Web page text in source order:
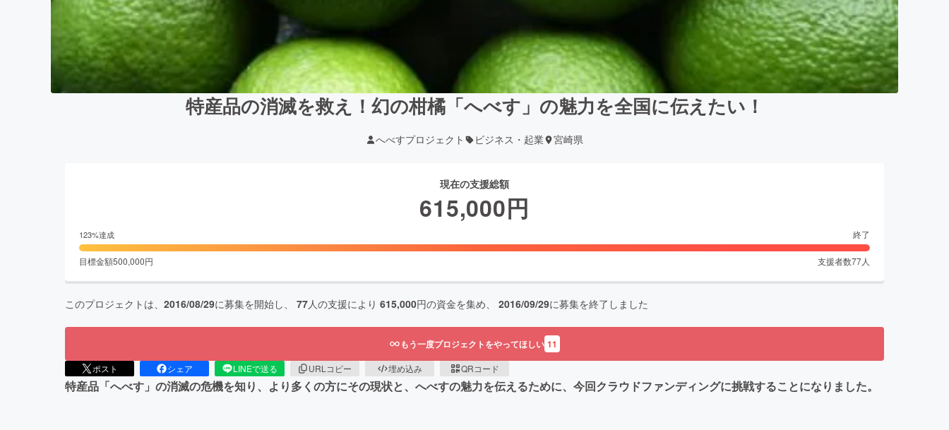
特産品の消滅を救え！幻の柑橘「へべす」の魅力を全国に伝えたい！
へべすプロジェクト ビジネス・起業 宮崎県
現在の支援総額
615,000円
123%達成 終了
目標金額500,000円 支援者数77人
このプロジェクトは、 2016/08/29に募集を開始し、 77人の支援により 615,000円の資金を集め、 2016/09/29に募集を終了しました
もう一度プロジェクトをやってほしい 11
ポスト シェア LINEで送る URLコピー 埋め込み QRコード
特産品「へべす」の消滅の危機を知り、より多くの方にその現状と、へべすの魅力を伝えるために、今回クラウドファンディングに挑戦することになりました。